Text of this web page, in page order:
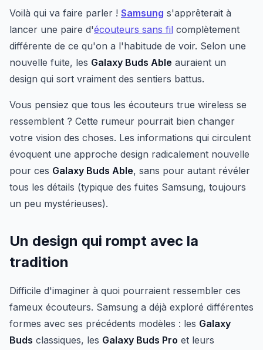
Voilà qui va faire parler ! Samsung s'apprêterait à
lancer une paire d'écouteurs sans fil complètement
différente de ce qu'on a l'habitude de voir. Selon une
nouvelle fuite, les Galaxy Buds Able auraient un
design qui sort vraiment des sentiers battus.
Vous pensiez que tous les écouteurs true wireless se
ressemblent ? Cette rumeur pourrait bien changer
votre vision des choses. Les informations qui circulent
évoquent une approche design radicalement nouvelle
pour ces Galaxy Buds Able, sans pour autant révéler
tous les détails (typique des fuites Samsung, toujours
un peu mystérieuses).
Un design qui rompt avec la
tradition
Difficile d'imaginer à quoi pourraient ressembler ces
fameux écouteurs. Samsung a déjà exploré différentes
formes avec ses précédents modèles : les Galaxy
Buds classiques, les Galaxy Buds Pro et leurs